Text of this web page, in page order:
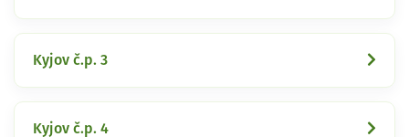
Kyjov č.p. 3
Kyjov č.p. 4